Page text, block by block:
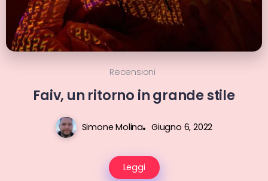
Recensioni
Faiv, un ritorno in grande stile
Simone Molina Giugno 6, 2022
Leggi